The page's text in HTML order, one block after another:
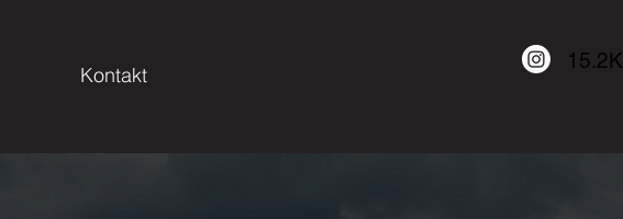
15.2K
Kontakt